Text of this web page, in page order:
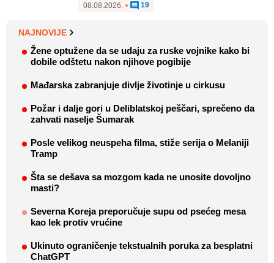
08.08.2026. • 19
NAJNOVIJE
Žene optužene da se udaju za ruske vojnike kako bi
dobile odštetu nakon njihove pogibije
Mađarska zabranjuje divlje životinje u cirkusu
Požar i dalje gori u Deliblatskoj peščari, sprečeno da
zahvati naselje Šumarak
Posle velikog neuspeha filma, stiže serija o Melaniji
Tramp
Šta se dešava sa mozgom kada ne unosite dovoljno
masti?
Severna Koreja preporučuje supu od psećeg mesa
kao lek protiv vrućine
Ukinuto ograničenje tekstualnih poruka za besplatni
ChatGPT